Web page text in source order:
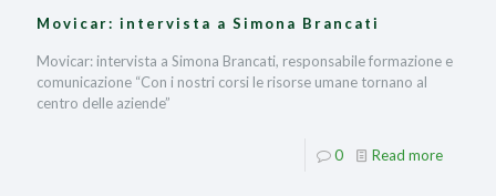
Movicar: intervista a Simona Brancati
Movicar: intervista a Simona Brancati, responsabile formazione e
comunicazione “Con i nostri corsi le risorse umane tornano al
centro delle aziende”
0 Read more